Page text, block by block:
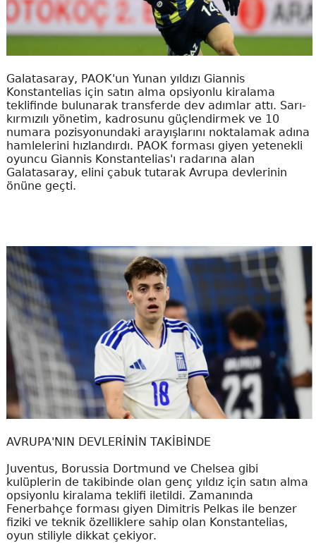
Galatasaray, PAOK'un Yunan yıldızı Giannis
Konstantelias için satın alma opsiyonlu kiralama
teklifinde bulunarak transferde dev adımlar attı. Sarı-
kırmızılı yönetim, kadrosunu güçlendirmek ve 10
numara pozisyonundaki arayışlarını noktalamak adına
hamlelerini hızlandırdı. PAOK forması giyen yetenekli
oyuncu Giannis Konstantelias'ı radarına alan
Galatasaray, elini çabuk tutarak Avrupa devlerinin
önüne geçti.
AVRUPA'NIN DEVLERİNİN TAKİBİNDE
Juventus, Borussia Dortmund ve Chelsea gibi
kulüplerin de takibinde olan genç yıldız için satın alma
opsiyonlu kiralama teklifi iletildi. Zamanında
Fenerbahçe forması giyen Dimitris Pelkas ile benzer
fiziki ve teknik özelliklere sahip olan Konstantelias,
oyun stiliyle dikkat çekiyor.